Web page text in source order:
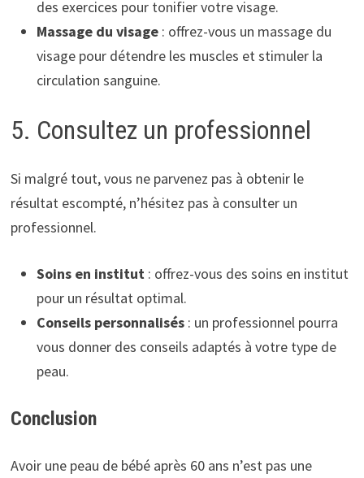
des exercices pour tonifier votre visage.
Massage du visage : offrez-vous un massage du
visage pour détendre les muscles et stimuler la
circulation sanguine.
5. Consultez un professionnel
Si malgré tout, vous ne parvenez pas à obtenir le
résultat escompté, n’hésitez pas à consulter un
professionnel.
Soins en institut : offrez-vous des soins en institut
pour un résultat optimal.
Conseils personnalisés : un professionnel pourra
vous donner des conseils adaptés à votre type de
peau.
Conclusion
Avoir une peau de bébé après 60 ans n’est pas une